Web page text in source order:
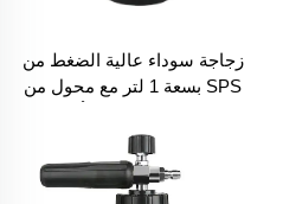
زجاجة سوداء عالية الضغط من
SPS بسعة 1 لتر مع محول من
رغوة ثلجية من النحاس الأصفر
الصلب 1/4 بوصة مع وصلة
سريعة الإطلاق - رشاش رغوة